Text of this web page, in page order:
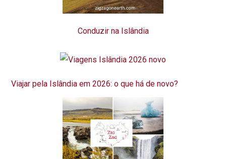
Conduzir na Islândia
Viajar pela Islândia em 2026: o que há de novo?